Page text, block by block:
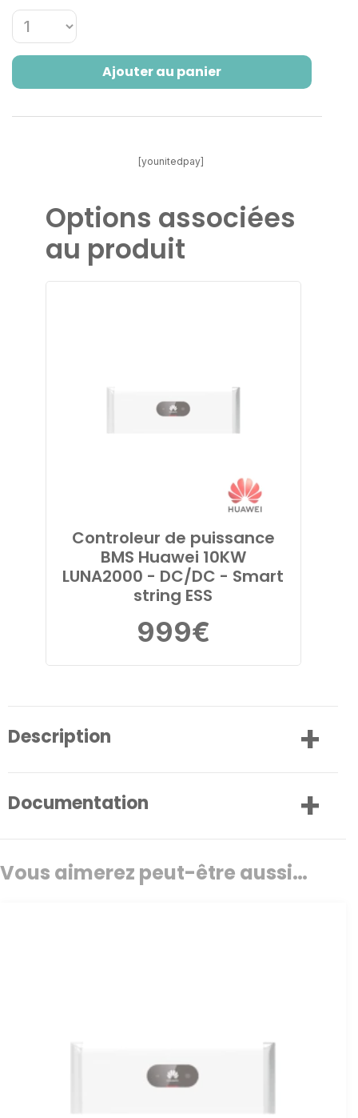
Ajouter au panier
[younitedpay]
Options associées
au produit
Controleur de puissance
BMS Huawei 10KW
LUNA2000 - DC/DC - Smart
string ESS
999€
Description
Documentation
Vous aimerez peut-être aussi…